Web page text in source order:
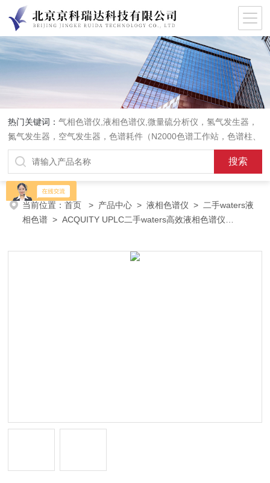
热门关键词：气相色谱仪,液相色谱仪,微量硫分析仪，氢气发生器，
氮气发生器，空气发生器，色谱耗件（N2000色谱工作站，色谱柱、
阀件、进样器、色谱担体），顶空进样器，热解析仪，紫外分光光度
计，原子吸收分光光度计，傅立叶红外光谱仪，分析天平等常规实验
室产品。
当前位置：首页 > 产品中心 >液相色谱仪 > 二手waters液
相色谱 > ACQUITY UPLC二手waters高效液相色谱仪